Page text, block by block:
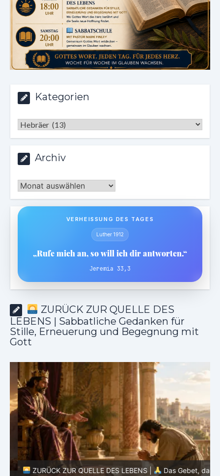
Kategorien
Kategorien
Archiv
Archiv
VERHEISSUNG DES TAGES
Luther 1912
„Rufe mich an, so will ich dir antworten.“
Jeremia 33,3
ZURÜCK ZUR QUELLE DES
LEBENS | Sabbatliche Gedanken für
Stille, Erneuerung und Begegnung mit
Gott
ZURÜCK ZUR QUELLE DES LEBENS |
Das Gebet, das